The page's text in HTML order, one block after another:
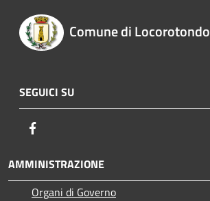
Comune di Locorotondo
SEGUICI SU
AMMINISTRAZIONE
Organi di Governo